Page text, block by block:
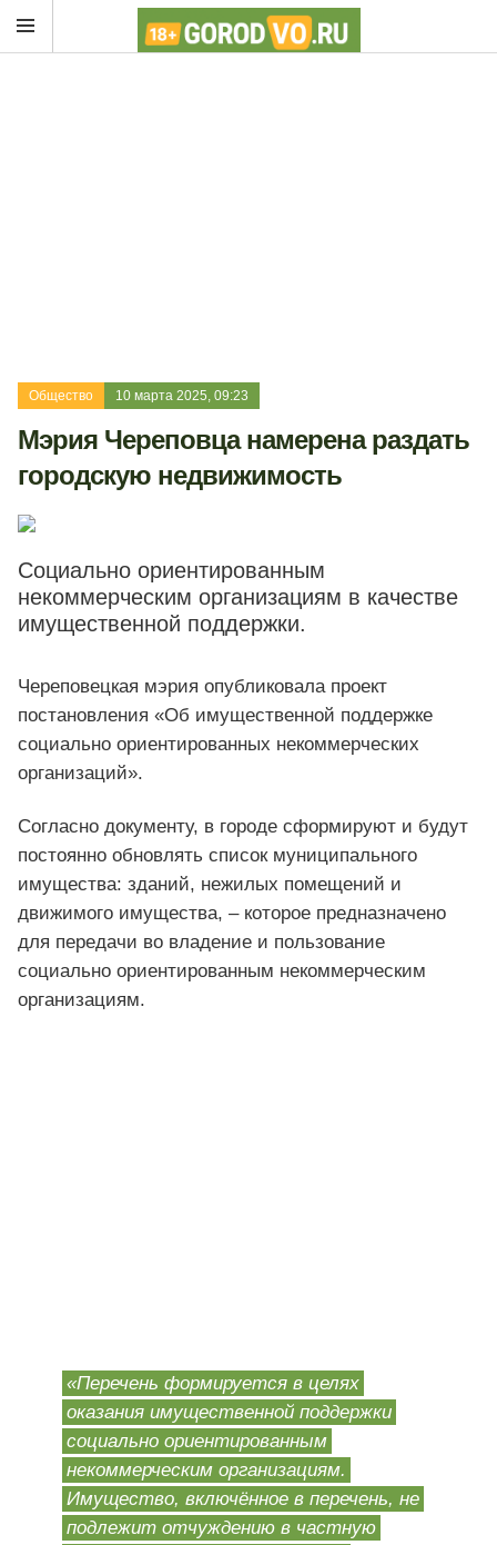
Общество 10 марта 2025, 09:23
Мэрия Череповца намерена раздать
городскую недвижимость
Социально ориентированным
некоммерческим организациям в качестве
имущественной поддержки.
Череповецкая мэрия опубликовала проект
постановления «Об имущественной поддержке
социально ориентированных некоммерческих
организаций».
Согласно документу, в городе сформируют и будут
постоянно обновлять список муниципального
имущества: зданий, нежилых помещений и
движимого имущества, – которое предназначено
для передачи во владение и пользование
социально ориентированным некоммерческим
организациям.
«Перечень формируется в целях
оказания имущественной поддержки
социально ориентированным
некоммерческим организациям.
Имущество, включённое в перечень, не
подлежит отчуждению в частную